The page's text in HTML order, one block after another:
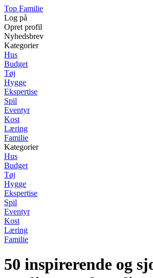
Top Familie
Log på
Opret profil
Nyhedsbrev
Kategorier
Hus
Budget
Tøj
Hygge
Ekspertise
Spil
Eventyr
Kost
Læring
Familie
Kategorier
Hus
Budget
Tøj
Hygge
Ekspertise
Spil
Eventyr
Kost
Læring
Familie
50 inspirerende og